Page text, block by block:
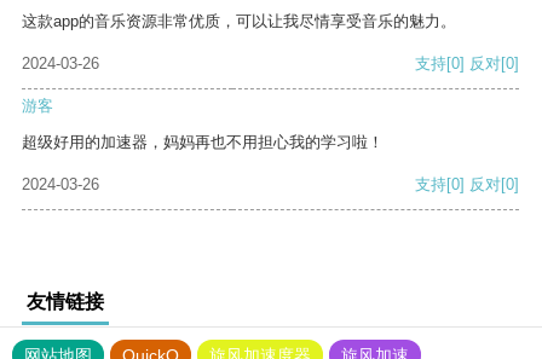
这款app的音乐资源非常优质，可以让我尽情享受音乐的魅力。
2024-03-26 支持[0] 反对[0]
游客
超级好用的加速器，妈妈再也不用担心我的学习啦！
2024-03-26 支持[0] 反对[0]
友情链接